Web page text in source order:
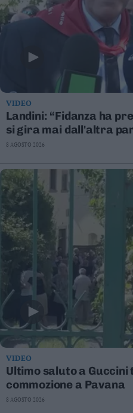
VIDEO
Landini: “Fidanza ha
si gira mai dall'altra
8 AGOSTO 2026
VIDEO
Ultimo saluto a
commozione a Pavana
8 AGOSTO 2026